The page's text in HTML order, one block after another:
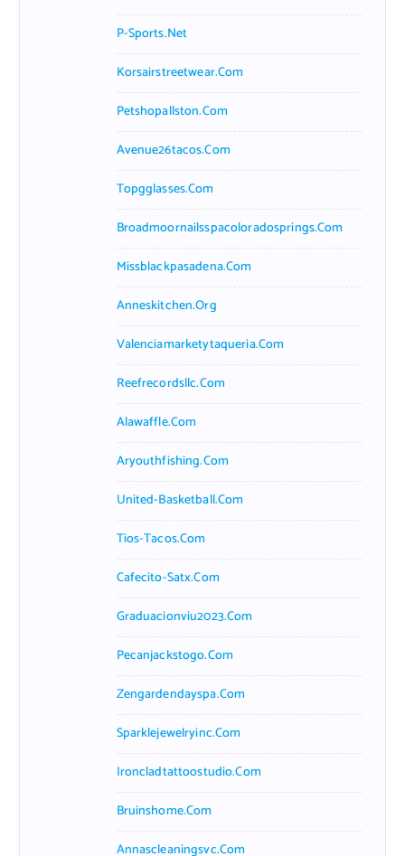
P-Sports.net
Korsairstreetwear.com
Petshopallston.com
Avenue26tacos.com
Topgglasses.com
Broadmoornailsspacoloradosprings.com
Missblackpasadena.com
Anneskitchen.org
Valenciamarketytaqueria.com
Reefrecordsllc.com
Alawaffle.com
Aryouthfishing.com
United-Basketball.com
Tios-Tacos.com
Cafecito-Satx.com
Graduacionviu2023.com
Pecanjackstogo.com
Zengardendayspa.com
Sparklejewelryinc.com
Ironcladtattoostudio.com
Bruinshome.com
Annascleaningsvc.com